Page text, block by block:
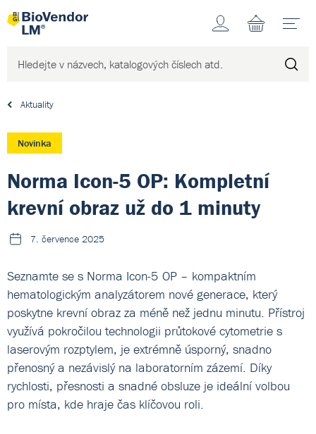
Účet
Aktuality
Novinka
Norma Icon-5 OP: Kompletní
krevní obraz už do 1 minuty
7. července 2025
Seznamte se s Norma Icon-5 OP – kompaktním
hematologickým analyzátorem nové generace, který
poskytne krevní obraz za méně než jednu minutu. Přístroj
využívá pokročilou technologii průtokové cytometrie s
laserovým rozptylem, je extrémně úsporný, snadno
přenosný a nezávislý na laboratorním zázemí. Díky
rychlosti, přesnosti a snadné obsluze je ideální volbou
pro místa, kde hraje čas klíčovou roli.